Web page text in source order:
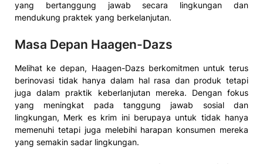
yang bertanggung jawab secara lingkungan dan
mendukung praktek yang berkelanjutan.
Masa Depan Haagen-Dazs
Melihat ke depan, Haagen-Dazs berkomitmen untuk terus
berinovasi tidak hanya dalam hal rasa dan produk tetapi
juga dalam praktik keberlanjutan mereka. Dengan fokus
yang meningkat pada tanggung jawab sosial dan
lingkungan, Merk es krim ini berupaya untuk tidak hanya
memenuhi tetapi juga melebihi harapan konsumen mereka
yang semakin sadar lingkungan.